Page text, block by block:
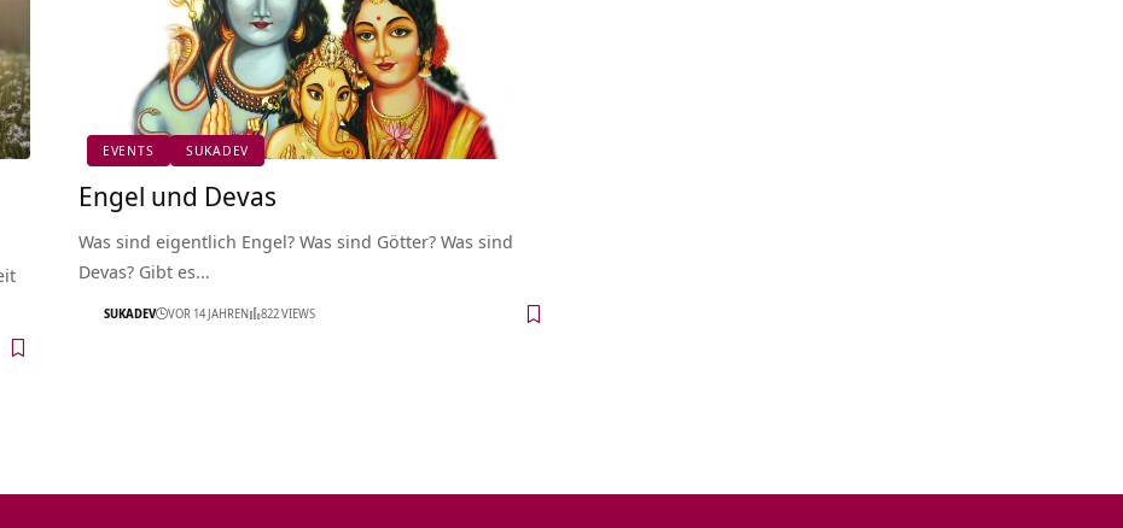
EVENTS SUKADEV
Engel und Devas
Was sind eigentlich Engel? Was sind Götter? Was sind
Devas? Gibt es…
SUKADEV VOR 14 JAHREN 822 VIEWS